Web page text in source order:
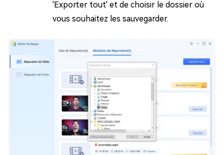
'Exporter tout' et de choisir le dossier où
vous souhaitez les sauvegarder.